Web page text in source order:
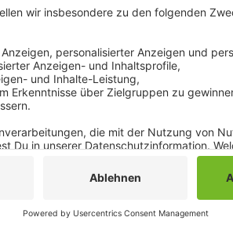
Mönchengladbacher Polizei wird die
Mönchengladbacher Initiativen,
Recherche-Netzwerks "Correktiv" hatten
Heinrichs, der Mönchengladbacher
aufgerufen, sich an der Demo zu